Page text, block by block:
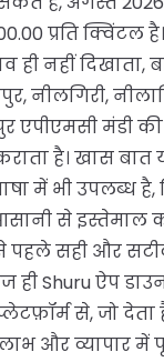
प्रति क्विंटल है।
ही नहीं
नीलगिरी,
एपीएमसी मंडी
है। खास बात
में भी उपलब्ध
से इस्तेमाल
पहले सही और
ही Shuru ऐप
से, जो देता
और व्यापार में